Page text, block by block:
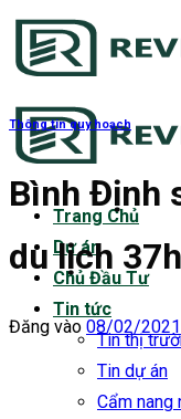
Bỏ
qua
dung
Trang Chủ
Dự án
Chủ Đầu Tư
Tin tức
Tin thị
Tin dự án
Cẩm nang
Thông tin quy hoạch
Bình Định
du lịch
Đăng vào 08/02/2021